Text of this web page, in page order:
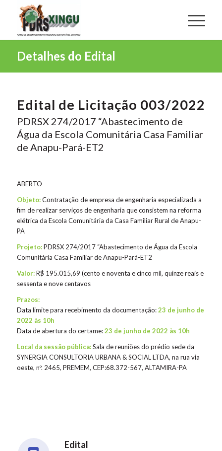
Detalhes do Edital
Edital de Licitação 003/2022
PDRSX 274/2017 “Abastecimento de
Água da Escola Comunitária Casa Familiar
de Anapu-Pará-ET2
ABERTO
Objeto:Contratação de empresa de engenharia especializada a
fim de realizar serviços de engenharia que consistem na reforma
elétrica da Escola Comunitária da Casa Familiar Rural de Anapu-
PA
Projeto:PDRSX 274/2017 “Abastecimento de Água da Escola
Comunitária Casa Familiar de Anapu-Pará-ET2
Valor:R$ 195.015,69 (cento e noventa e cinco mil, quinze reais e
sessenta e nove centavos
Prazos:
Data limite para recebimento da documentação:23 de junho de
2022 às 10h
Data de abertura do certame:23 de junho de 2022 às 10h
Local da sessão pública:Sala de reuniões do prédio sede da
SYNERGIA CONSULTORIA URBANA & SOCIAL LTDA, na rua via
oeste, nº. 2465, PREMEM, CEP:68.372-567, ALTAMIRA-PA
Edital